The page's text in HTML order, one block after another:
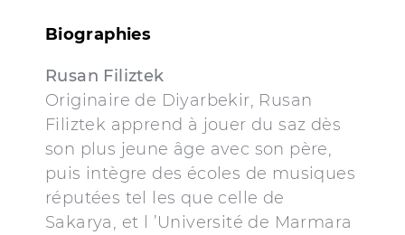
Biographies
Rusan Filiztek
Originaire de Diyarbekir, Rusan
Filiztek apprend à jouer du saz dès
son plus jeune âge avec son père,
puis intègre des écoles de musiques
réputées tel les que celle de
Sakarya, et l ’Université de Marmara